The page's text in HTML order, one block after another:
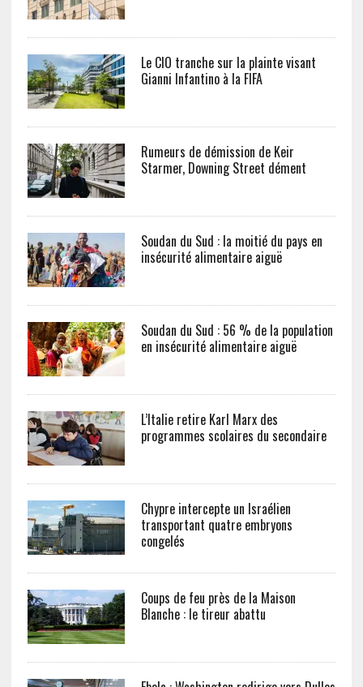
Le CIO tranche sur la plainte visant
Gianni Infantino à la FIFA
Rumeurs de démission de Keir
Starmer, Downing Street dément
Soudan du Sud : la moitié du pays en
insécurité alimentaire aiguë
Soudan du Sud : 56 % de la population
en insécurité alimentaire aiguë
L’Italie retire Karl Marx des
programmes scolaires du secondaire
Chypre intercepte un Israélien
transportant quatre embryons
congelés
Coups de feu près de la Maison
Blanche : le tireur abattu